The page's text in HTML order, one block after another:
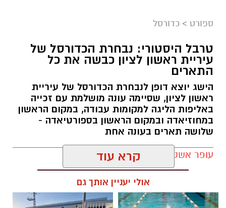
אור קורנליוס חתם במכבי ראשון לציון
מכבי ראשון לציון ממשיכה לבנות את הסגל לעונת
2026/27 והודיעה היום (חמישי) על החתמתו של אור
קורנליוס.
קורנליוס (29, 1.99 מ') גדל במחלקת הנוער של
המועדון וחוזר ללבוש את המדים הכתומים לאחר
מספר עונות בליגת העל, בהן צבר ניסיון במדי
הפועל באר שבע, עירוני נס ציונה, הפועל
גלבוע/גליל, הפועל ירושלים ואליצור נתניה.
ספורט > כדורסל
טרבל היסטורי: נבחרת הכדורסל של
עיריית ראשון לציון כבשה את כל
התארים
הישג יוצא דופן לנבחרת הכדורסל של עיריית
ראשון לציון, שסיימה עונה מושלמת עם זכייה
באליפות הליגה למקומות עבודה, במקום הראשון
במחוזיאדה ובמקום הראשון בספורטיאדה -
שלושה תארים בעונה אחת
עופר אשטוקר / 17:56 30.06.26 קרא עוד
אולי יעניין אותך גם